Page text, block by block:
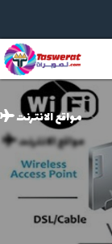
مواقع الانترنت